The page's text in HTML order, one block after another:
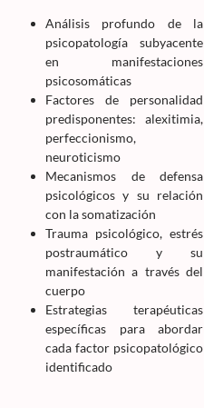
Análisis profundo de la
psicopatología subyacente
en manifestaciones
psicosomáticas
Factores de personalidad
predisponentes: alexitimia,
perfeccionismo,
neuroticismo
Mecanismos de defensa
psicológicos y su relación
con la somatización
Trauma psicológico, estrés
postraumático y su
manifestación a través del
cuerpo
Estrategias terapéuticas
específicas para abordar
cada factor psicopatológico
identificado